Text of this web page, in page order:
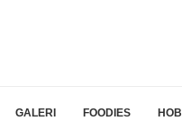
GALERI FOODIES HOBI